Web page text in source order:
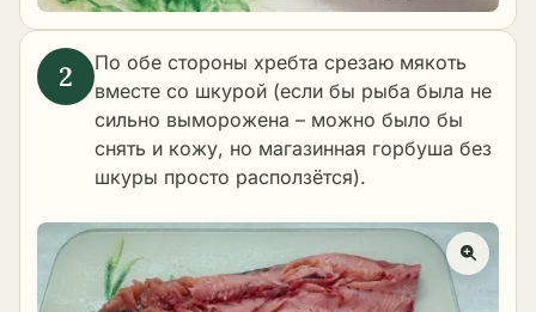
По обе стороны хребта срезаю мякоть
вместе со шкурой (если бы рыба была не
сильно выморожена – можно было бы
снять и кожу, но магазинная горбуша без
шкуры просто расползётся).